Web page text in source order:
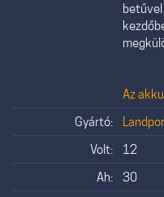
betűvel
Az
Gyártó:
Volt:
12
Ah:
30